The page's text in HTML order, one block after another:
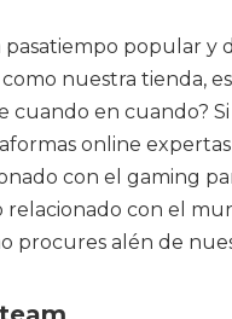
pasatiempo popular
nuestra tienda,
cuando en cuando?
online
con el gaming
con el
procures alén de